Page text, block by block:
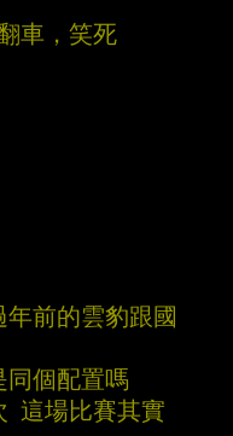
車，笑死
前的雲豹跟國
個配置嗎
這場比賽其實